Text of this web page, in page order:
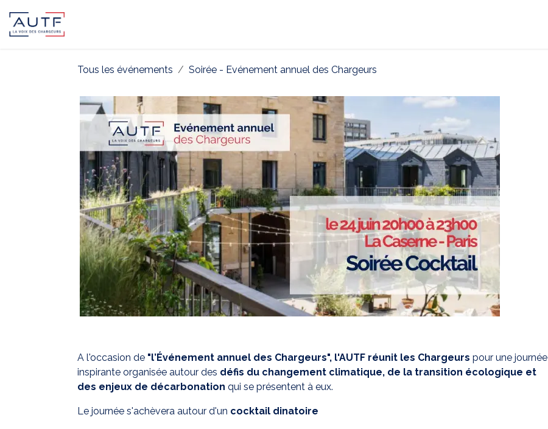
Tous les événements Soirée - Evénement annuel des Chargeurs
A l'occasion de "l’Événement annuel des Chargeurs", l'AUTF réunit les Chargeurs pour une journée
inspirante organisée autour des défis du changement climatique, de la transition écologique et
des enjeux de décarbonation qui se présentent à eux.
Le journée s'achèvera autour d'un cocktail dinatoire